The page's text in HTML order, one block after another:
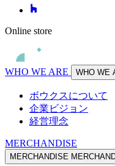
Online store
WHO WE ARE WHO WE
ボウクスについて
企業ビジョン
経営理念
MERCHANDISE
MERCHANDISE